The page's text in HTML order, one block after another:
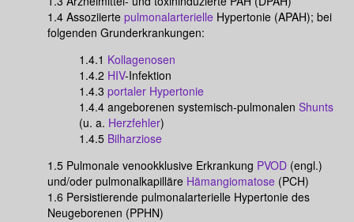
1.4 Assoziierte pulmonalarterielle Hypertonie (APAH); bei
folgenden Grunderkrankungen:
1.4.1 Kollagenosen
1.4.2 HIV-Infektion
1.4.3 portaler Hypertonie
1.4.4 angeborenen systemisch-pulmonalen Shunts
(u. a. Herzfehler)
1.4.5 Bilharziose
1.5 Pulmonale venookklusive Erkrankung PVOD (engl.)
und/oder pulmonalkapilläre Hämangiomatose (PCH)
1.6 Persistierende pulmonalarterielle Hypertonie des
Neugeborenen (PPHN)